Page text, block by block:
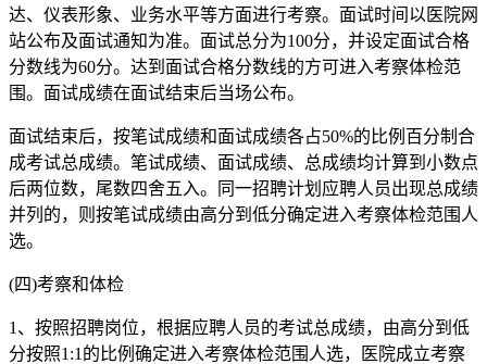
达、仪表形象、业务水平等方面进行考察。面试时间以医院网
站公布及面试通知为准。面试总分为100分，并设定面试合格
分数线为60分。达到面试合格分数线的方可进入考察体检范
围。面试成绩在面试结束后当场公布。
面试结束后，按笔试成绩和面试成绩各占50%的比例百分制合
成考试总成绩。笔试成绩、面试成绩、总成绩均计算到小数点
后两位数，尾数四舍五入。同一招聘计划应聘人员出现总成绩
并列的，则按笔试成绩由高分到低分确定进入考察体检范围人
选。
(四)考察和体检
1、按照招聘岗位，根据应聘人员的考试总成绩，由高分到低
分按照1:1的比例确定进入考察体检范围人选，医院成立考察